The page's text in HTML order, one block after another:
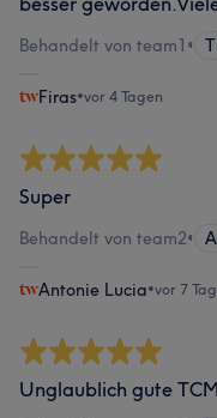
Behandelt von team1 •
Firas•vor 4 Tagen
Super
Behandelt von team2•
Antonie Lucia•vor 7
Unglaublich gute